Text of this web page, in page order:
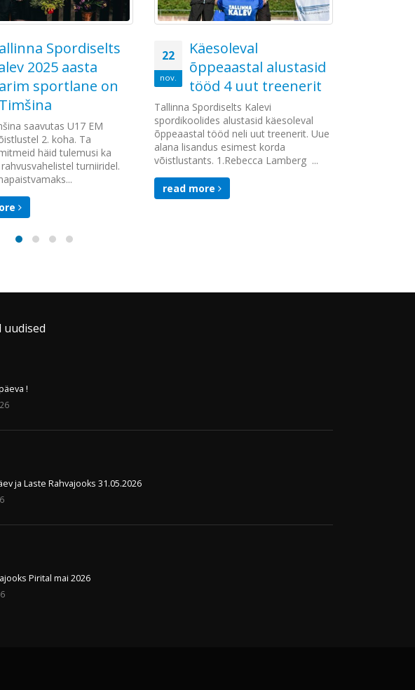
Spordiselts
2025 aasta
sportlane on
saavutas U17 EM
2. koha. Ta
häid tulemusi ka
turniiridel.
22
nov.
Käesoleval
õppeaastal alustasid
tööd 4 uut treenerit
Tallinna Spordiselts Kalevi
spordikoolides alustasid käesoleval
õppeaastal tööd neli uut treenerit. Uue
alana lisandus esimest korda
võistlustants. 1.Rebecca Lamberg ...
read more
uudised
!
ja Laste Rahvajooks 31.05.2026
Pirital mai 2026